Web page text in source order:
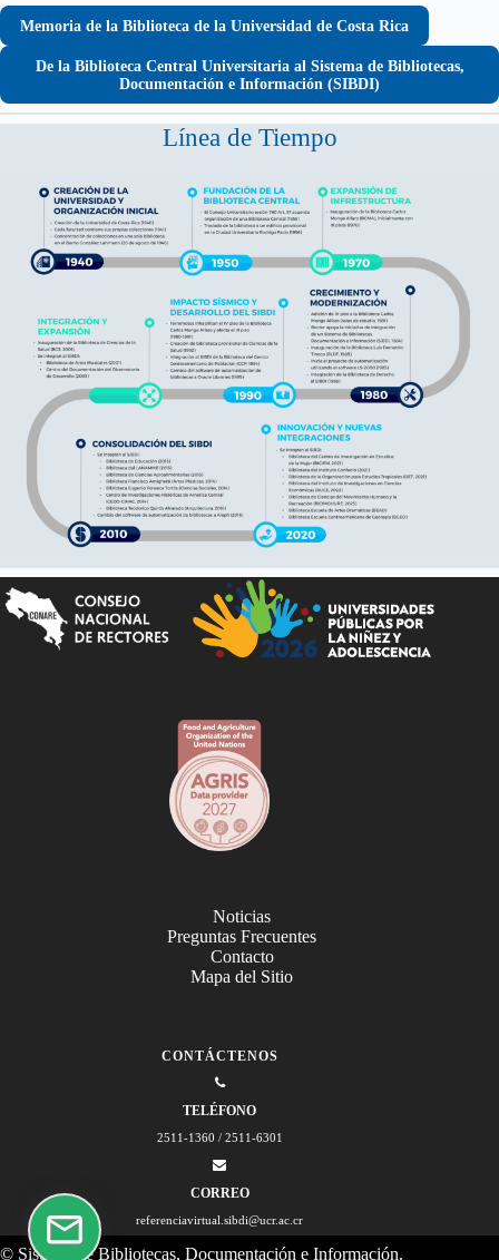
Memoria de la Biblioteca de la Universidad de Costa Rica
De la Biblioteca Central Universitaria al Sistema de Bibliotecas,
Documentación e Información (SIBDI)
Línea de Tiempo
Noticias
Preguntas Frecuentes
Contacto
Mapa del Sitio
CONTÁCTENOS
TELÉFONO
2511-1360 / 2511-6301
CORREO
referenciavirtual.sibdi@ucr.ac.cr
© Sistema de Bibliotecas, Documentación e Información.